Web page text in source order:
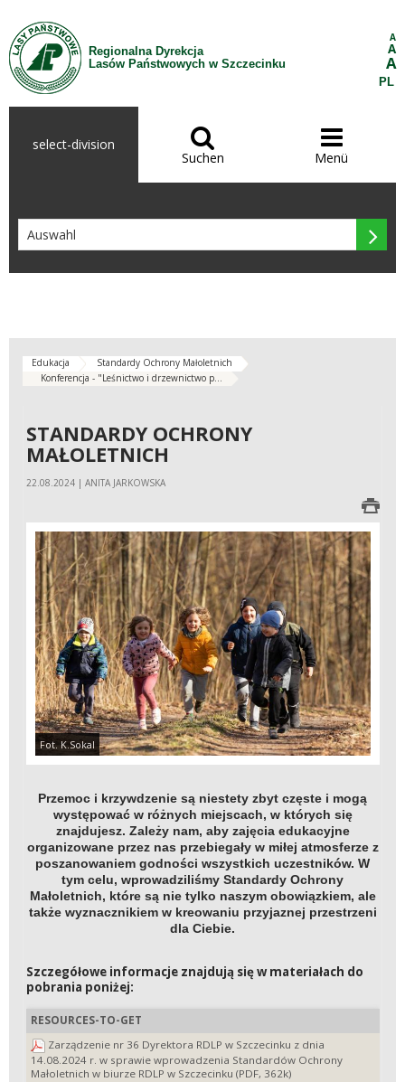
Zum Inhalt wechseln
Regionalna Dyrekcja
Lasów Państwowych w Szczecinku
A
A
A
PL
select-division 
Suchen

Menü

Edukacja
Standardy Ochrony Małoletnich
Konferencja - "Leśnictwo i drzewnictwo p...
STANDARDY OCHRONY
MAŁOLETNICH
22.08.2024 | ANITA JARKOWSKA
Fot. K.Sokal
Przemoc i krzywdzenie są niestety zbyt częste i mogą
występować w różnych miejscach, w których się
znajdujesz. Zależy nam, aby zajęcia edukacyjne
organizowane przez nas przebiegały w miłej atmosferze z
poszanowaniem godności wszystkich uczestników. W
tym celu, wprowadziliśmy Standardy Ochrony
Małoletnich, które są nie tylko naszym obowiązkiem, ale
także wyznacznikiem w kreowaniu przyjaznej przestrzeni
dla Ciebie.
Szczegółowe informacje znajdują się w materiałach do
pobrania poniżej:
RESOURCES-TO-GET
Zarządzenie nr 36 Dyrektora RDLP w Szczecinku z dnia
14.08.2024 r. w sprawie wprowadzenia Standardów Ochrony
Małoletnich w biurze RDLP w Szczecinku (PDF, 362k)